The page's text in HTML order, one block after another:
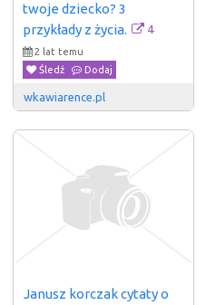
twoje dziecko? 3
przykłady z życia.
4
2 lat temu
Śledź
Dodaj
wkawiarence.pl
Janusz korczak cytaty o